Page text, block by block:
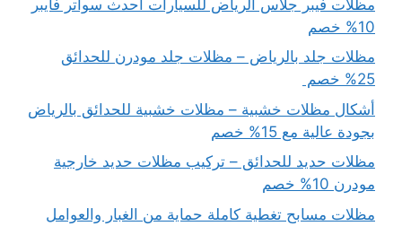
مظلات فيبر جلاس الرياض للسيارات أحدث سواتر فايبر
10% خصم
مظلات جلد بالرياض – مظلات جلد مودرن للحدائق
25% خصم
أشكال مظلات خشبية – مظلات خشبية للحدائق بالرياض
بجودة عالية مع 15% خصم
مظلات حديد للحدائق – تركيب مظلات حديد خارجية
مودرن 10% خصم
مظلات مسابح تغطية كاملة حماية من الغبار والعوامل